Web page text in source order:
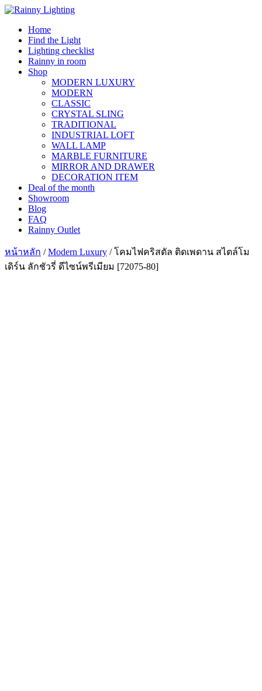
Skip
contentHome
Find the Light
Lighting checklist
Rainny in room
Shop
MODERN LUXURY
MODERN
CLASSIC
CRYSTAL SLING
TRADITIONAL
INDUSTRIAL LOFT
WALL LAMP
MARBLE FURNITURE
MIRROR AND DRAWER
DECORATION ITEM
Deal of the month
Showroom
Blog
FAQ
Rainny Outlet
หน้าหลัก /Modern Luxury / โคมไฟคริสตัล ติดเพดาน สไตล์โม
เดิร์น ลักชัวรี่ ดีไซน์พรีเมียม [72075-80]